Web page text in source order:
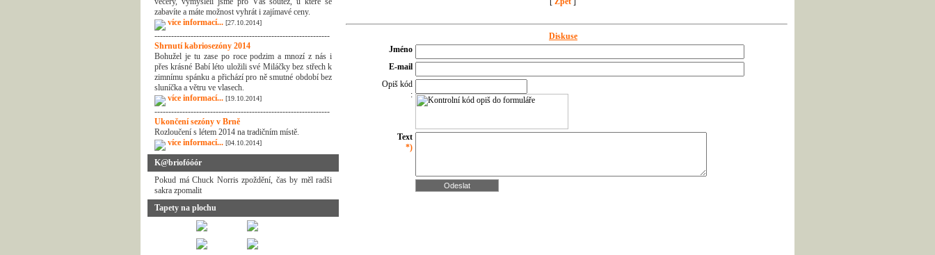
zabavíte a máte možnost vyhrát i zajímavé ceny.
více informací... [27.10.2014]
---------------------------------------------------------------
Shrnutí kabriosezóny 2014
Bohužel je tu zase po roce podzim a mnozí z nás i
přes krásné Babí léto uložili své Miláčky bez střech k
zimnímu spánku a přichází pro ně smutné období bez
sluníčka a větru ve vlasech.
více informací... [19.10.2014]
---------------------------------------------------------------
Ukončení sezóny v Brně
Rozloučení s létem 2014 na tradičním místě.
více informací... [04.10.2014]
K@briofóóór
Pokud má Chuck Norris zpoždění, čas by měl radši
sakra zpomalit
Tapety na plochu
Diskuse
Jméno
E-mail
Opiš kód
:
Text
*)